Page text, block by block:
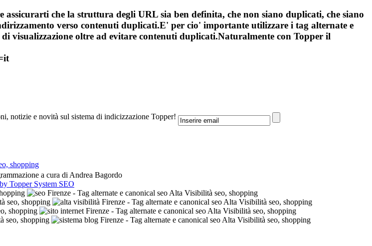
assicurarti che la struttura degli URL sia ben definita, che non siano duplicati, che siano
verso contenuti duplicati.E' per cio' importante utilizzare i tag alternate e
visualizzazione oltre ad evitare contenuti duplicati.Naturalmente con Topper il
notizie e novità sul sistema di indicizzazione Topper!
a cura di Andrea Bagordo
by Topper System SEO